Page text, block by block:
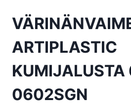
ARTIPLASTIC
0602SGN